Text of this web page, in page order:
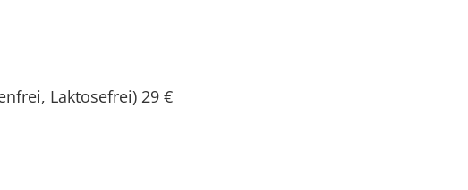
Laktosefrei) 29 €